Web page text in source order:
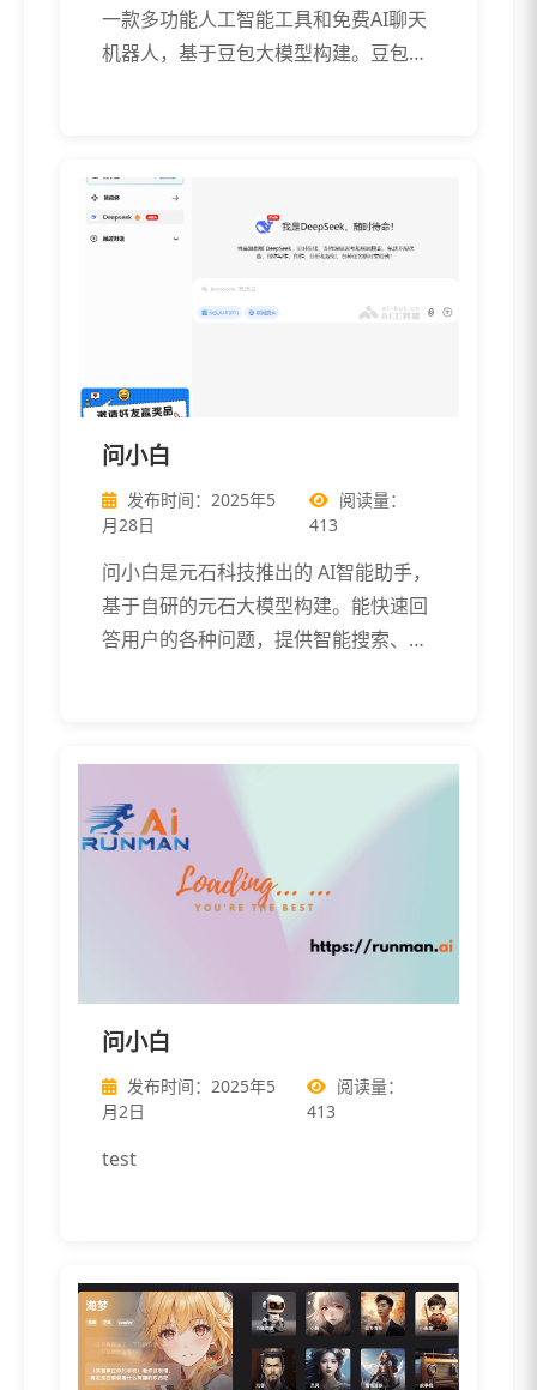
一款多功能人工智能工具和免费AI聊天
机器人，基于豆包大模型构建。豆包具
问小白
发布时间：2025年5
月28日
阅读量：
413
问小白是元石科技推出的 AI智能助手，
基于自研的元石大模型构建。能快速回
答用户的各种问题，提供智能搜索、文
问小白
发布时间：2025年5
月2日
阅读量：
413
test